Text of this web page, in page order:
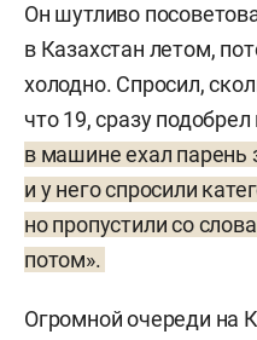
Он шутливо
в Казахстан летом,
холодно. Спросил,
что 19, сразу
в машине ехал парень
и у него спросили
но пропустили со
потом».
Огромной очереди на